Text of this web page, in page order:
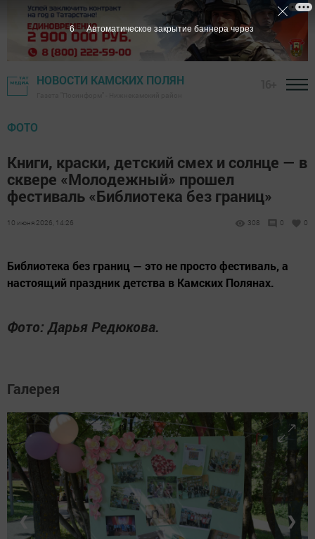
НОВОСТИ КАМСКИХ ПОЛЯН
ФОТО
Книги, краски, детский смех и солнце — в
сквере «Молодежный» прошел
фестиваль «Библиотека без границ»
10 июня 2026, 14:26 308 0 0
Библиотека без границ — это не просто фестиваль, а
настоящий праздник детства в Камских Полянах.
Фото: Дарья Редюкова.
Галерея
❮ ❯
6 Автоматическое закрытие баннера через